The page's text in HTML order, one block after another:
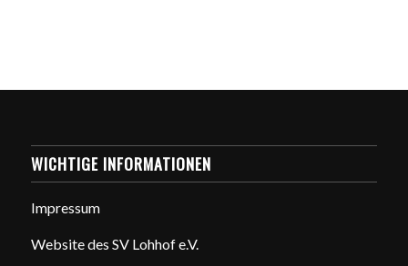
WICHTIGE INFORMATIONEN
Impressum
Website des SV Lohhof e.V.